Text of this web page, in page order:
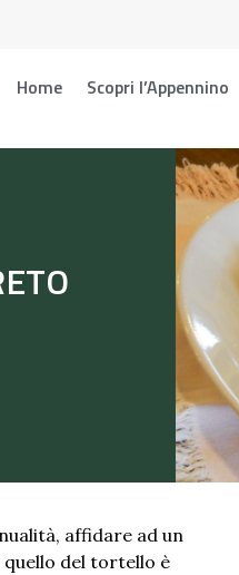
Home Scopri l’Appennino
affidare ad un
del tortello è